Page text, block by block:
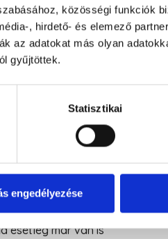
közösségi funkciók
, hirdető- és elemező
az adatokat más olyan
gyűjtöttek.
Statisztikai
engedélyezése
esetleg már van is